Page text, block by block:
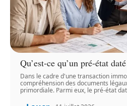
Qu’est-ce qu’un pré-état
Dans le cadre d'une transaction
compréhension des documents
primordiale. Parmi eux, le pré-état